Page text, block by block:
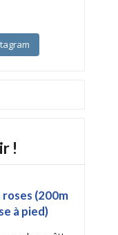
!
(200m
à pied)